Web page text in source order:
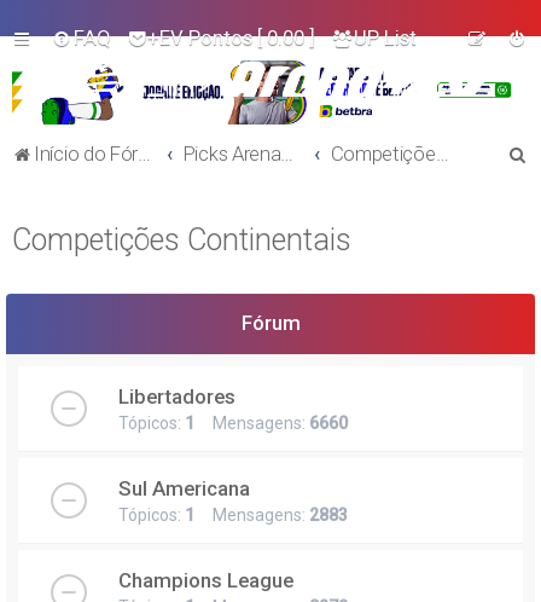
FAQ +EV Pontos[ 0.00 ] UP List
Início do Fórum!
s
Competições Continentais
Fórum
Libertadores
Tópicos: 1 Mensagens: 6660
Sul Americana
Tópicos: 1 Mensagens: 2883
Champions League